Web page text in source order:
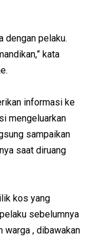
dengan pelaku.
kata
informasi ke
mengeluarkan
sampaikan
saat diruang
kos yang
sebelumnya
warga , dibawakan